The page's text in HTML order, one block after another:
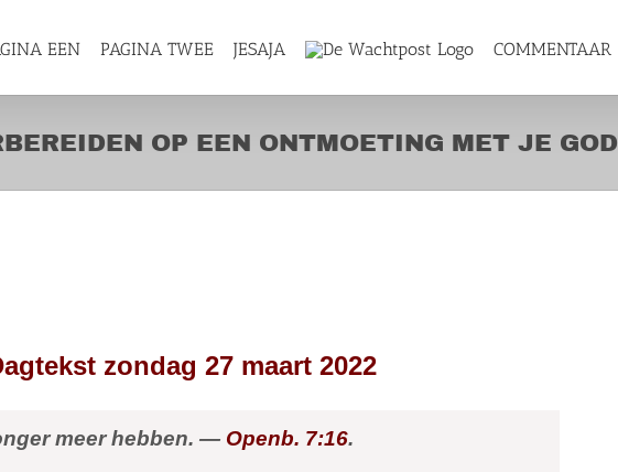
EEN PAGINA TWEE JESAJA COMMENTAAR
OP EEN ONTMOETING MET JE GOD
zondag 27 maart 2022
meer hebben. — Openb. 7:16.